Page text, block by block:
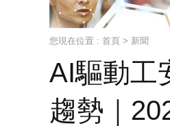
您現在位置 : 首頁 > 新聞
AI驅動工
趨勢｜